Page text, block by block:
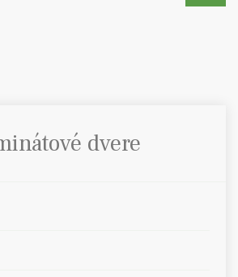
dvere